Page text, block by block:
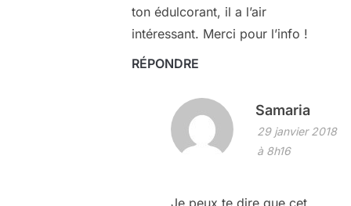
ton édulcorant, il a l’air
intéressant. Merci pour l’info !
RÉPONDRE
Samaria
29 janvier 2018
à 8h16
Je peux te dire que cet